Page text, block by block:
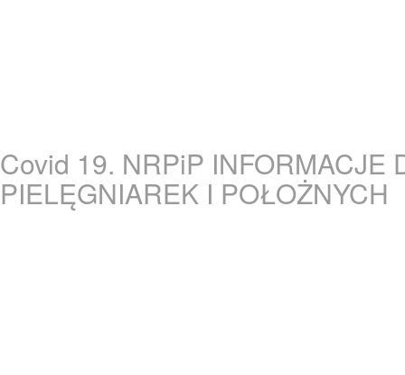
Covid 19. NRPiP INFORMACJE
PIELĘGNIAREK I POŁOŻNYCH